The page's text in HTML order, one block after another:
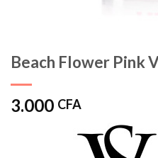
Beach Flower Pink
3.000 CFA